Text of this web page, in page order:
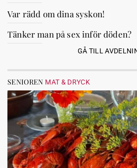
Var rädd om dina syskon!
Tänker man på sex inför döden?
GÅ TILL
SENIOREN MAT & DRYCK